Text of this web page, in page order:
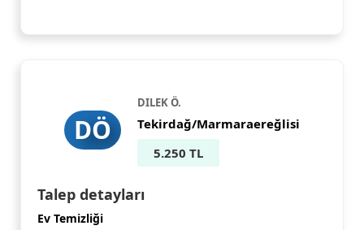
DÖ
DILEK Ö.
Tekirdağ/Marmaraereğlisi
5.250 TL
Talep detayları
Ev Temizliği